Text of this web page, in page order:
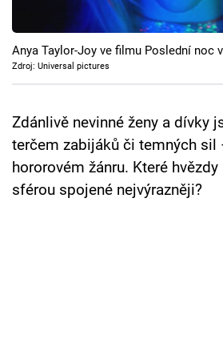
Pořady
TV Program
Přihlášení
Anya Taylor-Joy ve filmu Poslední noc
Zdroj: Universal pictures
Zdánlivě nevinné ženy a dívky
terčem zabijáků či temných sil
hororovém žánru. Které
sférou spojené nejvýrazněji?